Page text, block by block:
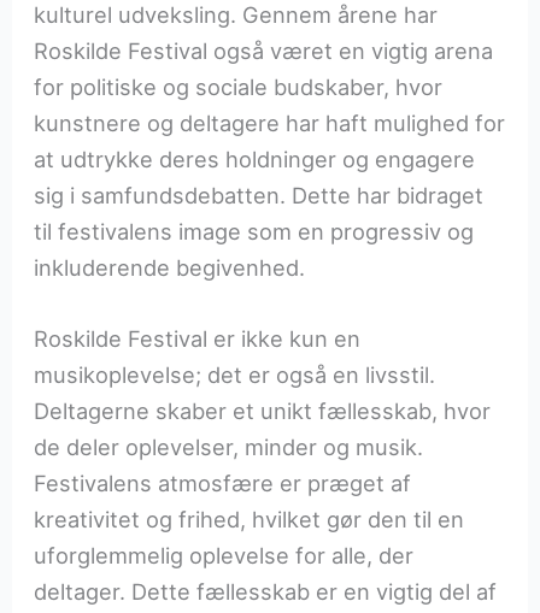
kulturel udveksling. Gennem årene har
Roskilde Festival også været en vigtig arena
for politiske og sociale budskaber, hvor
kunstnere og deltagere har haft mulighed for
at udtrykke deres holdninger og engagere
sig i samfundsdebatten. Dette har bidraget
til festivalens image som en progressiv og
inkluderende begivenhed.
Roskilde Festival er ikke kun en
musikoplevelse; det er også en livsstil.
Deltagerne skaber et unikt fællesskab, hvor
de deler oplevelser, minder og musik.
Festivalens atmosfære er præget af
kreativitet og frihed, hvilket gør den til en
uforglemmelig oplevelse for alle, der
deltager. Dette fællesskab er en vigtig del af